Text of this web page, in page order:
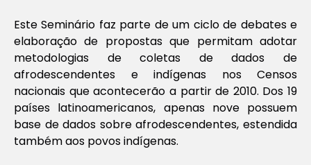
Este Seminário faz parte de um ciclo de debates e
elaboração de propostas que permitam adotar
metodologias de coletas de dados de
afrodescendentes e indígenas nos Censos
nacionais que acontecerão a partir de 2010. Dos 19
países latinoamericanos, apenas nove possuem
base de dados sobre afrodescendentes, estendida
também aos povos indígenas.